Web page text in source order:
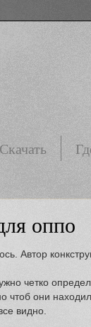
Скачать
оппо
Автор
четко
чтоб они
видно.